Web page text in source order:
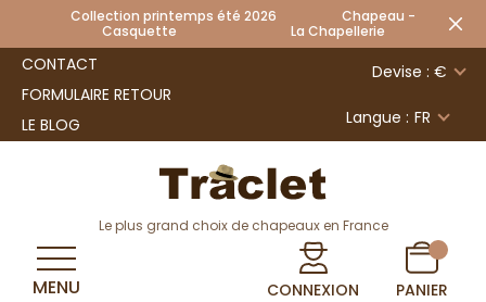
Collection printemps été 2026 Chapeau -
Casquette La Chapellerie
CONTACT
FORMULAIRE RETOUR
LE BLOG
Devise : €
Langue : FR
Le plus grand choix de chapeaux en France
CONNEXION PANIER
MENU